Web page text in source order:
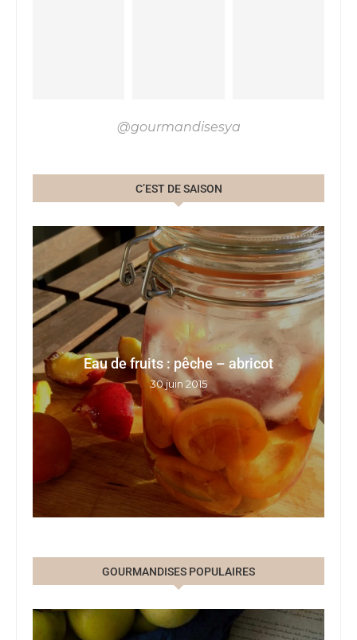
@gourmandisesya
C’EST DE SAISON
Eau de fruits : pêche – abricot
30 juin 2015
GOURMANDISES POPULAIRES